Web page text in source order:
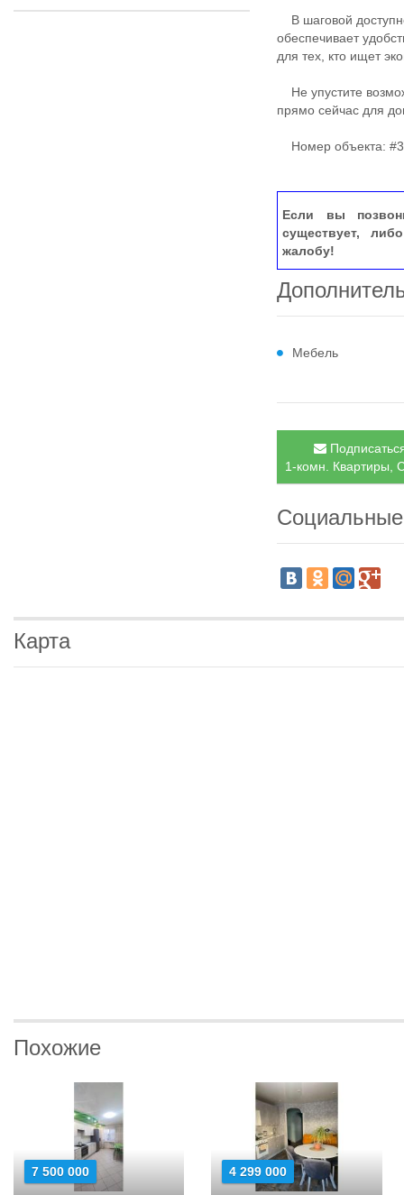
В шаговой
обеспечивает
для тех, кто ищет
Не упустите
прямо сейчас для
Номер объекта:
Если вы
существует,
жалобу!
Мебель
1-комн. Квартиры,
Карта
Похожие
7 500 000 4 299 000